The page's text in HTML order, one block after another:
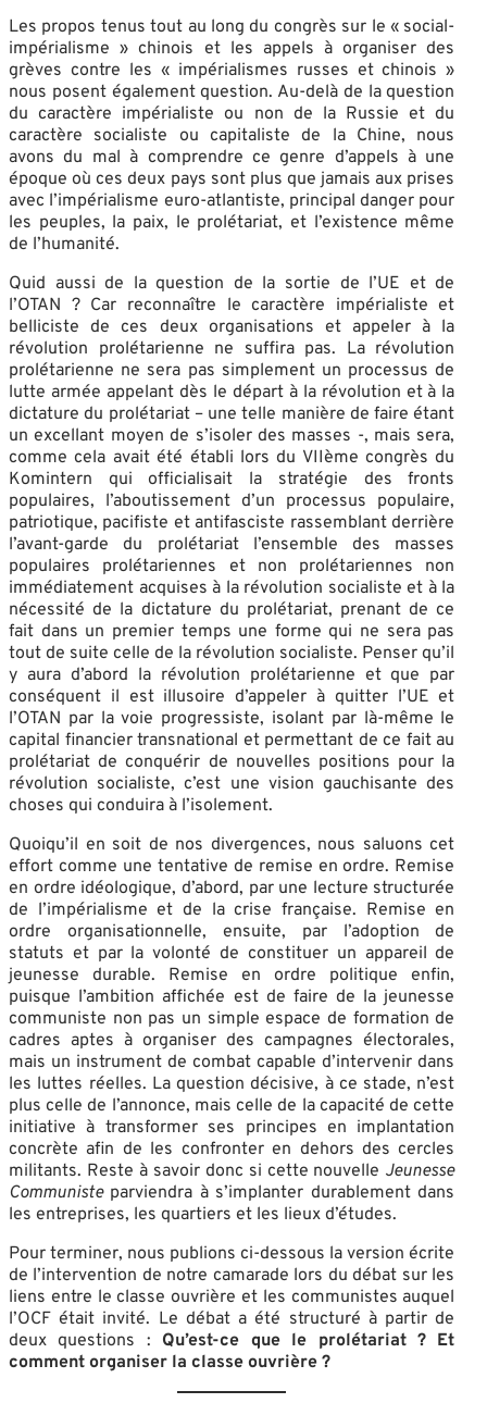
Les propos tenus tout au long du congrès sur le « social-
impérialisme » chinois et les appels à organiser des
grèves contre les « impérialismes russes et chinois »
nous posent également question. Au-delà de la question
du caractère impérialiste ou non de la Russie et du
caractère socialiste ou capitaliste de la Chine, nous
avons du mal à comprendre ce genre d’appels à une
époque où ces deux pays sont plus que jamais aux prises
avec l’impérialisme euro-atlantiste, principal danger pour
les peuples, la paix, le prolétariat, et l’existence même
de l’humanité.
Quid aussi de la question de la sortie de l’UE et de
l’OTAN ? Car reconnaître le caractère impérialiste et
belliciste de ces deux organisations et appeler à la
révolution prolétarienne ne suffira pas. La révolution
prolétarienne ne sera pas simplement un processus de
lutte armée appelant dès le départ à la révolution et à la
dictature du prolétariat – une telle manière de faire étant
un excellant moyen de s’isoler des masses -, mais sera,
comme cela avait été établi lors du VIIème congrès du
Komintern qui officialisait la stratégie des fronts
populaires, l’aboutissement d’un processus populaire,
patriotique, pacifiste et antifasciste rassemblant derrière
l’avant-garde du prolétariat l’ensemble des masses
populaires prolétariennes et non prolétariennes non
immédiatement acquises à la révolution socialiste et à la
nécessité de la dictature du prolétariat, prenant de ce
fait dans un premier temps une forme qui ne sera pas
tout de suite celle de la révolution socialiste. Penser qu’il
y aura d’abord la révolution prolétarienne et que par
conséquent il est illusoire d’appeler à quitter l’UE et
l’OTAN par la voie progressiste, isolant par là-même le
capital financier transnational et permettant de ce fait au
prolétariat de conquérir de nouvelles positions pour la
révolution socialiste, c’est une vision gauchisante des
choses qui conduira à l’isolement.
Quoiqu’il en soit de nos divergences, nous saluons cet
effort comme une tentative de remise en ordre. Remise
en ordre idéologique, d’abord, par une lecture structurée
de l’impérialisme et de la crise française. Remise en
ordre organisationnelle, ensuite, par l’adoption de
statuts et par la volonté de constituer un appareil de
jeunesse durable. Remise en ordre politique enfin,
puisque l’ambition affichée est de faire de la jeunesse
communiste non pas un simple espace de formation de
cadres aptes à organiser des campagnes électorales,
mais un instrument de combat capable d’intervenir dans
les luttes réelles. La question décisive, à ce stade, n’est
plus celle de l’annonce, mais celle de la capacité de cette
initiative à transformer ses principes en implantation
concrète afin de les confronter en dehors des cercles
militants. Reste à savoir donc si cette nouvelle Jeunesse
Communisteparviendra à s’implanter durablement dans
les entreprises, les quartiers et les lieux d’études.
Pour terminer, nous publions ci-dessous la version écrite
de l’intervention de notre camarade lors du débat sur les
liens entre le classe ouvrière et les communistes auquel
l’OCF était invité. Le débat a été structuré à partir de
deux questions : Qu’est-ce que le prolétariat ? Et
comment organiser la classe ouvrière ?